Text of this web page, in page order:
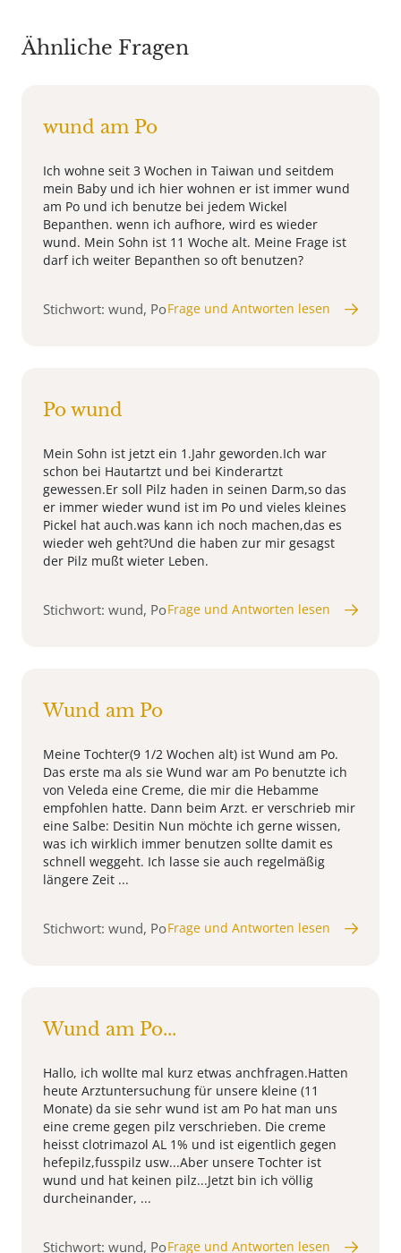
Ähnliche Fragen
wund am Po
Ich wohne seit 3 Wochen in Taiwan und seitdem
mein Baby und ich hier wohnen er ist immer wund
am Po und ich benutze bei jedem Wickel
Bepanthen. wenn ich aufhore, wird es wieder
wund. Mein Sohn ist 11 Woche alt. Meine Frage ist
darf ich weiter Bepanthen so oft benutzen?
Stichwort: wund, PoFrage und Antworten lesen
Po wund
Mein Sohn ist jetzt ein 1.Jahr geworden.Ich war
schon bei Hautartzt und bei Kinderartzt
gewessen.Er soll Pilz haden in seinen Darm,so das
er immer wieder wund ist im Po und vieles kleines
Pickel hat auch.was kann ich noch machen,das es
wieder weh geht?Und die haben zur mir gesagst
der Pilz mußt wieter Leben.
Stichwort: wund, PoFrage und Antworten lesen
Wund am Po
Meine Tochter(9 1/2 Wochen alt) ist Wund am Po.
Das erste ma als sie Wund war am Po benutzte ich
von Veleda eine Creme, die mir die Hebamme
empfohlen hatte. Dann beim Arzt. er verschrieb mir
eine Salbe: Desitin Nun möchte ich gerne wissen,
was ich wirklich immer benutzen sollte damit es
schnell weggeht. Ich lasse sie auch regelmäßig
längere Zeit ...
Stichwort: wund, PoFrage und Antworten lesen
Wund am Po...
Hallo, ich wollte mal kurz etwas anchfragen.Hatten
heute Arztuntersuchung für unsere kleine (11
Monate) da sie sehr wund ist am Po hat man uns
eine creme gegen pilz verschrieben. Die creme
heisst clotrimazol AL 1% und ist eigentlich gegen
hefepilz,fusspilz usw...Aber unsere Tochter ist
wund und hat keinen pilz...Jetzt bin ich völlig
durcheinander, ...
Stichwort: wund, PoFrage und Antworten lesen